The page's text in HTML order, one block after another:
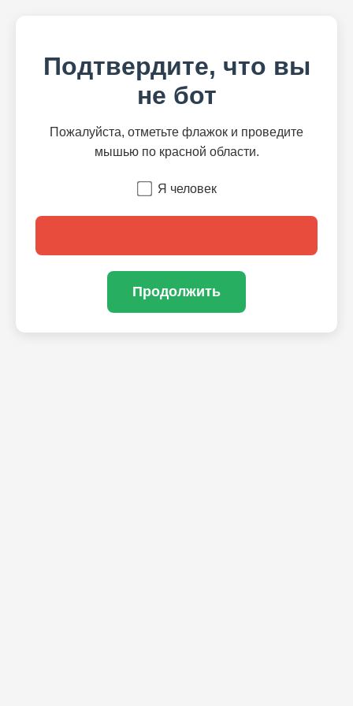
Подтвердите, что вы
не бот
Пожалуйста, отметьте флажок и проведите
мышью по красной области.
Я человек
Продолжить